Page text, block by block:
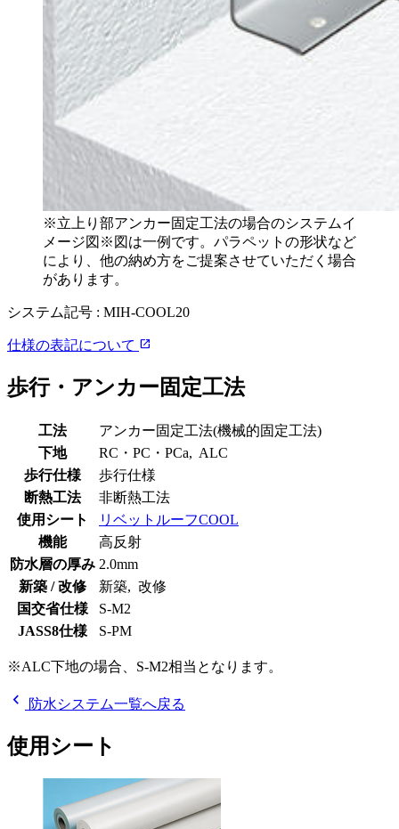
※立上り部アンカー固定工法の場合のシステムイ
メージ図※図は一例です。パラペットの形状など
により、他の納め方をご提案させていただく場合
があります。
システム記号 : MIH-COOL20
仕様の表記について open_in_new
歩行・アンカー固定工法
工法
アンカー固定工法(機械的固定工法)
下地
RC・PC・PCa, ALC
歩行仕様
歩行仕様
断熱工法
非断熱工法
使用シート
リベットルーフCOOL
機能
高反射
防水層の厚み 2.0mm
新築 / 改修
新築, 改修
国交省仕様
S-M2
JASS8仕様
S-PM
※ALC下地の場合、S-M2相当となります。
chevron_left 防水システム一覧へ戻る
使用シート